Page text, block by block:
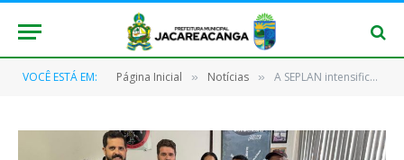
VOCÊ ESTÁ EM: Página Inicial » Notícias » A SEPLAN intensificou ações na Gleba São Benedito para o PPA